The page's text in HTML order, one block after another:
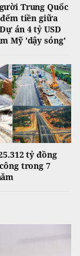
Trung Quốc
tiền giữa
án 4 tỷ USD
Mỹ 'dậy sóng'
tỷ đồng
trong 7